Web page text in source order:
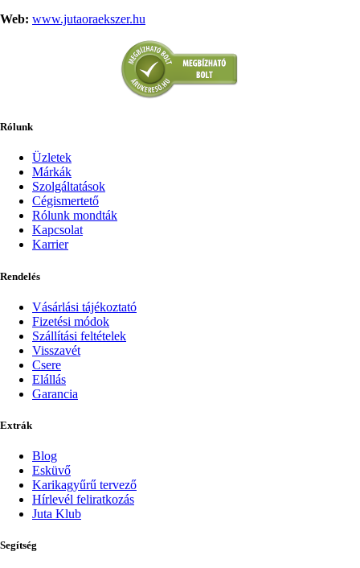
Web: www.jutaoraekszer.hu
Rólunk
Üzletek
Márkák
Szolgáltatások
Cégismertető
Rólunk mondták
Kapcsolat
Karrier
Rendelés
Vásárlási tájékoztató
Fizetési módok
Szállítási feltételek
Visszavét
Csere
Elállás
Garancia
Extrák
Blog
Esküvő
Karikagyűrű tervező
Hírlevél feliratkozás
Juta Klub
Segítség